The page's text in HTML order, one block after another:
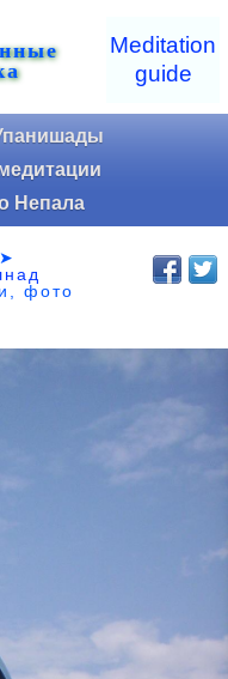
Meditation
guide
Непала
➤
фото